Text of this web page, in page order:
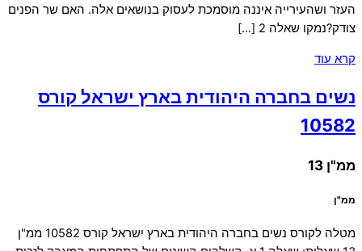
העזר ושהעירייה איננה מוסמכת לעסוק בנושאים אלה. האם שר הפנים
צודק?נמקו שאלה 2 […]
קרא עוד
נשים בחברה היהודית בארץ ישראל קורס
10582
ממ"ן 13
ממ"ן
מטלה לקורס נשים בחברה היהודית בארץ ישראל קורס 10582 ממ"ן